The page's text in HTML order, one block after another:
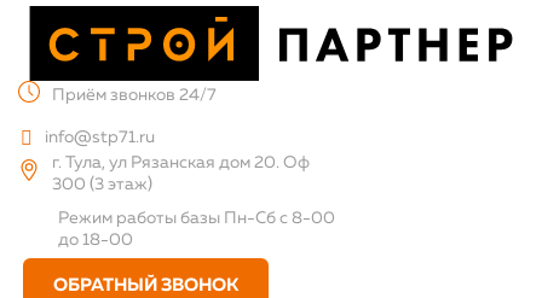
Приём звонков 24/7
info@stp71.ru
г. Тула, ул Рязанская дом 20. Оф
300 (3 этаж)
Режим работы базы Пн-Сб с 8-00
до 18-00
ОБРАТНЫЙ ЗВОНОК